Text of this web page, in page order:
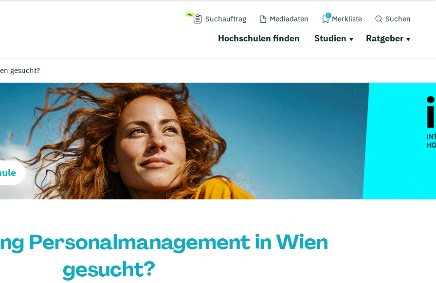
Suchauftrag Mediadaten 0 Merkliste Suchen
Hochschulen finden Studien Ratgeber
gesucht?
Personalmanagement in Wien
gesucht?